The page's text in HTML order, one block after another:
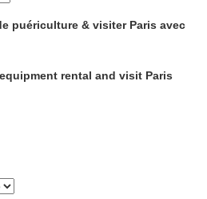
puériculture & visiter Paris avec
rental and visit Paris